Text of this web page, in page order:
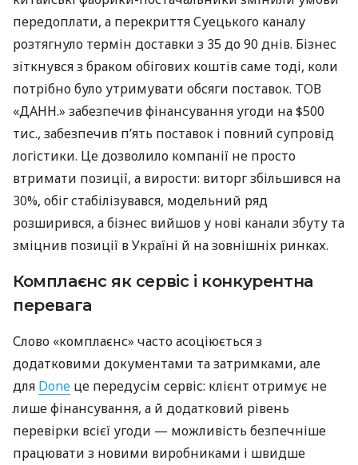
передоплати, а перекриття Суецького каналу
розтягнуло термін доставки з 35 до 90 днів. Бізнес
зіткнувся з браком обігових коштів саме тоді, коли
потрібно було утримувати обсяги поставок. ТОВ
«ДАНН.» забезпечив фінансування угоди на $500
тис., забезпечив п’ять поставок і повний супровід
логістики. Це дозволило компанії не просто
втримати позиції, а вирости: виторг збільшився на
30%, обіг стабілізувався, модельний ряд
розширився, а бізнес вийшов у нові канали збуту та
зміцнив позиції в Україні й на зовнішніх ринках.
Комплаєнс як сервіс і конкурентна
перевага
Слово «комплаєнс» часто асоціюється з
додатковими документами та затримками, але
для Done це передусім сервіс: клієнт отримує не
лише фінансування, а й додатковий рівень
перевірки всієї угоди — можливість безпечніше
працювати з новими виробниками і швидше